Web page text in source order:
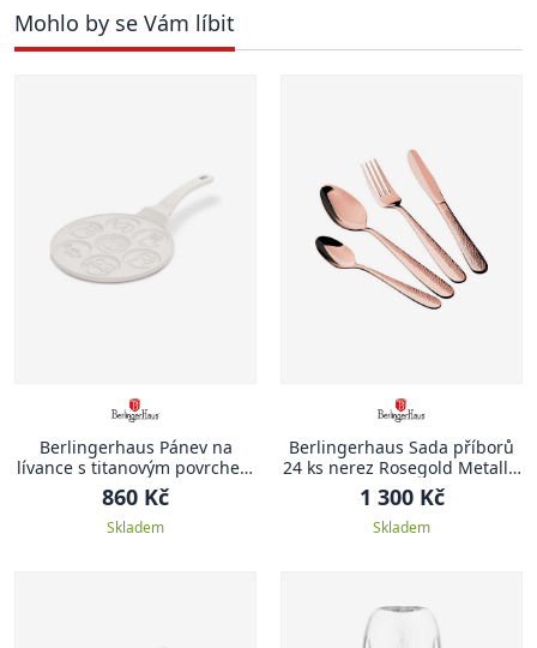
Mohlo by se Vám líbit
Berlingerhaus Pánev na
lívance s titanovým povrchem
Sahara, 26 cm
860 Kč
Skladem
Berlingerhaus Sada příborů
24 ks nerez Rosegold Metallic
Line II
1 300 Kč
Skladem